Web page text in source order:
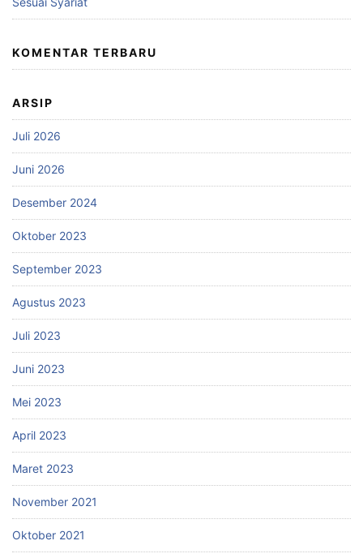
KOMENTAR TERBARU
ARSIP
Juli 2026
Juni 2026
Desember 2024
Oktober 2023
September 2023
Agustus 2023
Juli 2023
Juni 2023
Mei 2023
April 2023
Maret 2023
November 2021
Oktober 2021